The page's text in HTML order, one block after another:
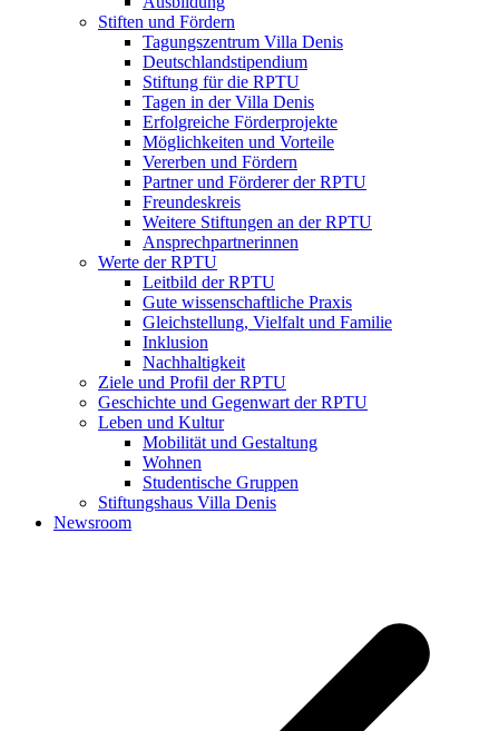
Stiften und Fördern
Tagungszentrum Villa Denis
Deutschlandstipendium
Stiftung für die RPTU
Tagen in der Villa Denis
Erfolgreiche Förderprojekte
Möglichkeiten und Vorteile
Vererben und Fördern
Partner und Förderer der RPTU
Freundeskreis
Weitere Stiftungen an der RPTU
Ansprechpartnerinnen
Werte der RPTU
Leitbild der RPTU
Gute wissenschaftliche Praxis
Gleichstellung, Vielfalt und Familie
Inklusion
Nachhaltigkeit
Ziele und Profil der RPTU
Geschichte und Gegenwart der RPTU
Leben und Kultur
Mobilität und Gestaltung
Wohnen
Studentische Gruppen
Stiftungshaus Villa Denis
Newsroom